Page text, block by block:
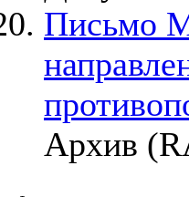
Письмо
Архив